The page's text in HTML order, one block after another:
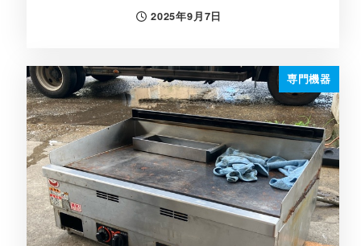
投稿日
2025年9月7日
専門機器